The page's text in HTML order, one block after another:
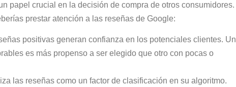
papel crucial en la decisión de compra de otros consumidores.
prestar atención a las reseñas de Google:
positivas generan confianza en los potenciales clientes. Un
es más propenso a ser elegido que otro con pocas o
las reseñas como un factor de clasificación en su algoritmo.